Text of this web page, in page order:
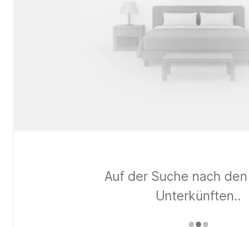
Auf der Suche nach
Unterkünften..